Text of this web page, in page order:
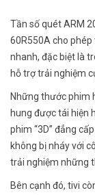
Tần số quét ARM
60R550A cho
nhanh, đặc biệt là
hỗ trợ trải nghiệm
Những thước phim
hung được tái hiện
phim “3D” đẳng
không bị nháy với
trải nghiệm những
Bên cạnh đó, tivi